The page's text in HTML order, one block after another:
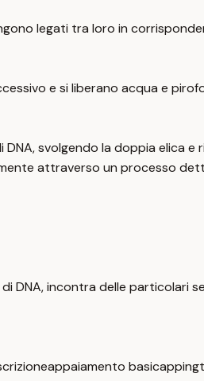
legati tra loro in
e si liberano acqua e
svolgendo la doppia elica
attraverso un processo
DNA, incontra delle particolari
appaiamento basicapping